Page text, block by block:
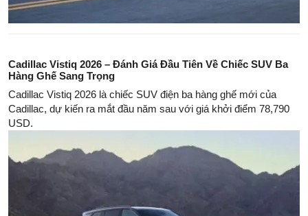
Cadillac Vistiq 2026 – Đánh Giá Đầu Tiên Về Chiếc SUV Ba
Hàng Ghế Sang Trọng
Cadillac Vistiq 2026 là chiếc SUV điện ba hàng ghế mới của
Cadillac, dự kiến ra mắt đầu năm sau với giá khởi điểm 78,790
USD.